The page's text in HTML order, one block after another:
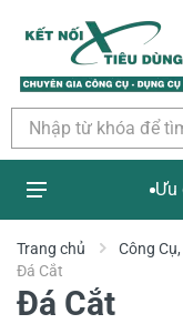
Ưu
Trang chủ Công
Đá Cắt
Đá Cắt